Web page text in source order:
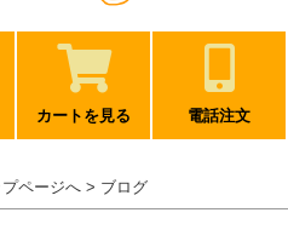
カートを見る 電話注文
ページへ > ブログ